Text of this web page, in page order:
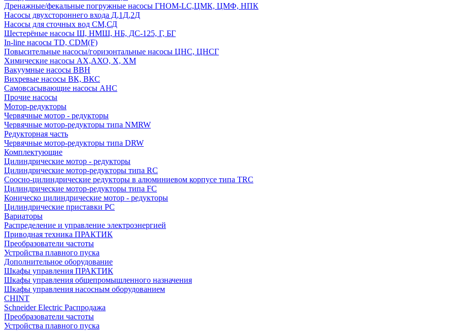
Дренажные/фекальные погружные насосы ГНОМ-LC,ЦМК, ЦМФ, НПК
Насосы двухстороннего входа Д,1Д,2Д
Насосы для сточных вод СМ,СД
Шестерёные насосы Ш, НМШ, НБ, ДС-125, Г, БГ
In-line насосы TD, CDM(F)
Повысительные насосы/горизонтальные насосы ЦНС, ЦНСГ
Химические насосы АХ,АХО, Х, ХМ
Вакуумные насосы ВВН
Вихревые насосы ВК, ВКС
Самовсасывающие насосы АНС
Прочие насосы
Мотор-редукторы
Червячные мотор - редукторы
Червячные мотор-редукторы типа NMRW
Редукторная часть
Червячные мотор-редукторы типа DRW
Комплектующие
Цилиндрические мотор - редукторы
Цилиндрические мотор-редукторы типа RC
Соосно-цилиндрические редукторы в алюминиевом корпусе типа TRC
Цилиндрические мотор-редукторы типа FC
Коническо цилиндрические мотор - редукторы
Цилиндрические приставки PC
Вариаторы
Распределение и управление электроэнергией
Приводная техника ПРАКТИК
Преобразователи частоты
Устройства плавного пуска
Дополнительное оборудование
Шкафы управления ПРАКТИК
Шкафы управления общепромышленного назначения
Шкафы управления насосным оборудованием
CHINT
Schneider Electric Распродажа
Преобразователи частоты
Устройства плавного пуска